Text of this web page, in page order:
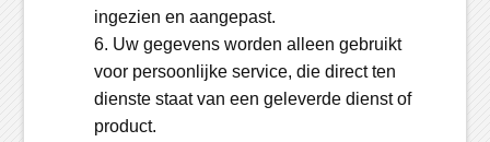
ingezien en aangepast.
Uw gegevens worden alleen gebruikt
voor persoonlijke service, die direct ten
dienste staat van een geleverde dienst of
product.